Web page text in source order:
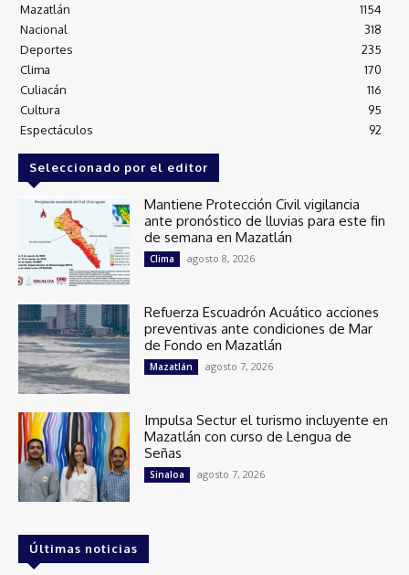
Mazatlán
1154
Nacional
318
Deportes
235
Clima
170
Culiacán
116
Cultura
95
Espectáculos
92
Seleccionado por el editor
Mantiene Protección Civil vigilancia
ante pronóstico de lluvias para este fin
de semana en Mazatlán
Clima agosto 8, 2026
Refuerza Escuadrón Acuático acciones
preventivas ante condiciones de Mar
de Fondo en Mazatlán
Mazatlán agosto 7, 2026
Impulsa Sectur el turismo incluyente en
Mazatlán con curso de Lengua de
Señas
Sinaloa agosto 7, 2026
Últimas noticias